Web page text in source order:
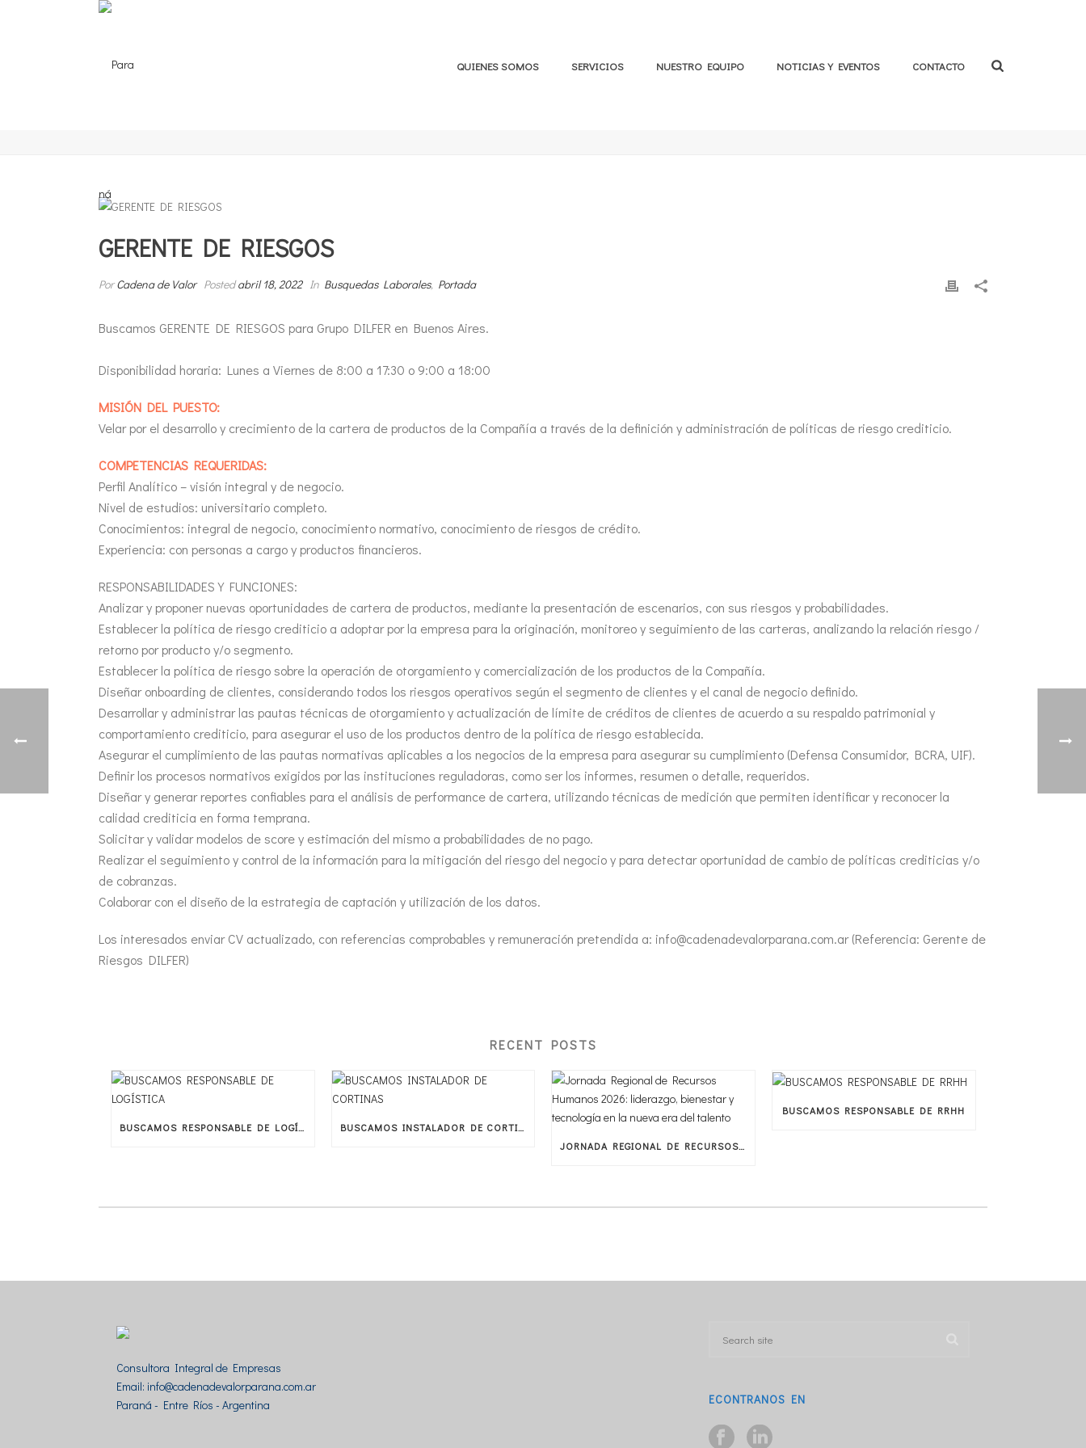
QUIENES SOMOS SERVICIOS NUESTRO EQUIPO NOTICIAS Y EVENTOS CONTACTO
GERENTE DE RIESGOS
PorCadena de Valor Postedabril 18, 2022 In Busquedas Laborales, Portada
Buscamos GERENTE DE RIESGOS para Grupo DILFER en Buenos Aires.
Disponibilidad horaria: Lunes a Viernes de 8:00 a 17:30 o 9:00 a 18:00
MISIÓN DEL PUESTO:
Velar por el desarrollo y crecimiento de la cartera de productos de la Compañía a través de la definición y administración de políticas de riesgo crediticio.
COMPETENCIAS REQUERIDAS:
Perfil Analítico – visión integral y de negocio.
Nivel de estudios: universitario completo.
Conocimientos: integral de negocio, conocimiento normativo, conocimiento de riesgos de crédito.
Experiencia: con personas a cargo y productos financieros.
RESPONSABILIDADES Y FUNCIONES:
Analizar y proponer nuevas oportunidades de cartera de productos, mediante la presentación de escenarios, con sus riesgos y probabilidades.
Establecer la política de riesgo crediticio a adoptar por la empresa para la originación, monitoreo y seguimiento de las carteras, analizando la relación riesgo /
retorno por producto y/o segmento.
Establecer la política de riesgo sobre la operación de otorgamiento y comercialización de los productos de la Compañía.
Diseñar onboarding de clientes, considerando todos los riesgos operativos según el segmento de clientes y el canal de negocio definido.
Desarrollar y administrar las pautas técnicas de otorgamiento y actualización de límite de créditos de clientes de acuerdo a su respaldo patrimonial y
comportamiento crediticio, para asegurar el uso de los productos dentro de la política de riesgo establecida.
Asegurar el cumplimiento de las pautas normativas aplicables a los negocios de la empresa para asegurar su cumplimiento (Defensa Consumidor, BCRA, UIF).
Definir los procesos normativos exigidos por las instituciones reguladoras, como ser los informes, resumen o detalle, requeridos.
Diseñar y generar reportes confiables para el análisis de performance de cartera, utilizando técnicas de medición que permiten identificar y reconocer la
calidad crediticia en forma temprana.
Solicitar y validar modelos de score y estimación del mismo a probabilidades de no pago.
Realizar el seguimiento y control de la información para la mitigación del riesgo del negocio y para detectar oportunidad de cambio de políticas crediticias y/o
de cobranzas.
Colaborar con el diseño de la estrategia de captación y utilización de los datos.
Los interesados enviar CV actualizado, con referencias comprobables y remuneración pretendida a: info@cadenadevalorparana.com.ar (Referencia: Gerente de
Riesgos DILFER)
RECENT POSTS
BUSCAMOS RESPONSABLE DE LOGÍSTICA
BUSCAMOS INSTALADOR DE CORTINAS
JORNADA REGIONAL DE RECURSOS HUMANOS 2026: LIDERAZGO, BIENESTAR Y TECNOLOGÍA EN LA NUEVA ERA DEL TALENTO
BUSCAMOS RESPONSABLE DE RRHH
Consultora Integral de Empresas
Email: info@cadenadevalorparana.com.ar
Paraná - Entre Ríos - Argentina
ECONTRANOS EN